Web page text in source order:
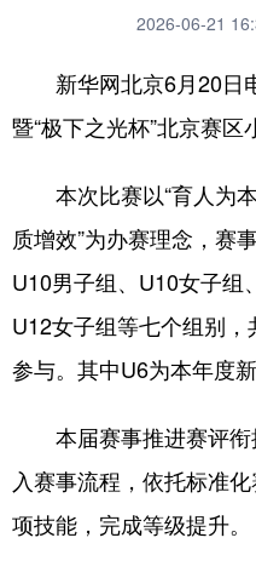
思客智库
科技 科普
健康 军事
图片 中央文件
食品 人居
溯源中国 城市
会展 彩票
亚太网 上市公司
地方频道
2026-06-21
新华网北京6月20日
暨“极下之光杯”北京赛区
本次比赛以“育人为本
质增效”为办赛理念，赛
U10男子组、U10女子组
U12女子组等七个组别
参与。其中U6为本年度新
本届赛事推进赛评衔
入赛事流程，依托标准
项技能，完成等级提升。